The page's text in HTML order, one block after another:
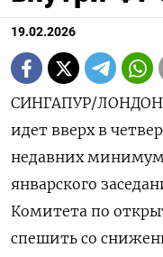
19.02.2026
СИНГАПУР/ЛОНДОН,
идет вверх в
недавних
январского
Комитета по
спешить со